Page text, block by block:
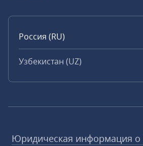
Россия (RU)
Узбекистан (UZ)
Юридическая информация о